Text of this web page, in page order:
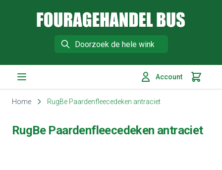
Search
Account
Home RugBe Paardenfleecedeken antraciet
RugBe Paardenfleecedeken antraciet